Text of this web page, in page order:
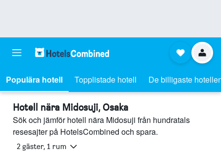
Populära hotell Topplistade hotell De billigaste
Hotell nära Midosuji, Osaka
Sök och jämför hotell nära Midosuji från hundratals
resesajter på HotelsCombined och spara.
2 gäster, 1 rum